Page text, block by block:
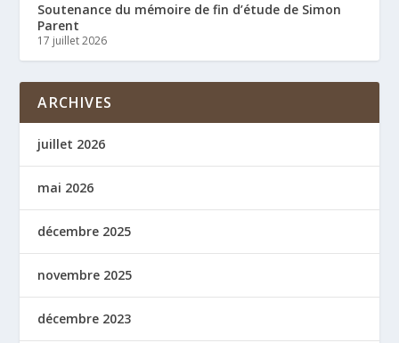
Soutenance du mémoire de fin d’étude de Simon
Parent
17 juillet 2026
ARCHIVES
juillet 2026
mai 2026
décembre 2025
novembre 2025
décembre 2023